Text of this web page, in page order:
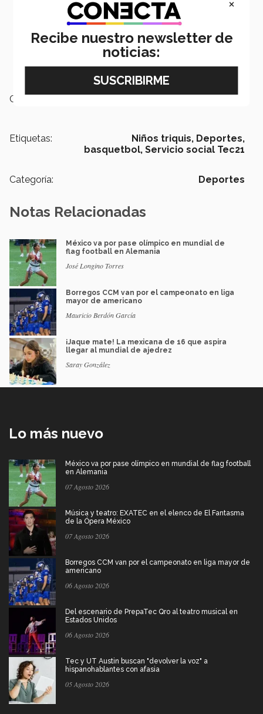
Campus:
Etiquetas: Niños triquis, Deportes,
basquetbol, Servicio social Tec21
Categoría: Deportes
Notas Relacionadas
México va por pase olímpico en mundial de
flag football en Alemania
José Longino Torres
Borregos CCM van por el campeonato en liga
mayor de americano
Mauricio Berdón García
¡Jaque mate! La mexicana de 16 que aspira
llegar al mundial de ajedrez
Saray González
Lo más nuevo
México va por pase olímpico en mundial de flag football
en Alemania
07 Agosto 2026
Música y teatro: EXATEC en el elenco de El Fantasma
de la Ópera México
07 Agosto 2026
Borregos CCM van por el campeonato en liga mayor de
americano
06 Agosto 2026
Del escenario de PrepaTec Qro al teatro musical en
Estados Unidos
06 Agosto 2026
Tec y UT Austin buscan "devolver la voz" a
hispanohablantes con afasia
05 Agosto 2026
Recibe nuestro newsletter de
noticias: